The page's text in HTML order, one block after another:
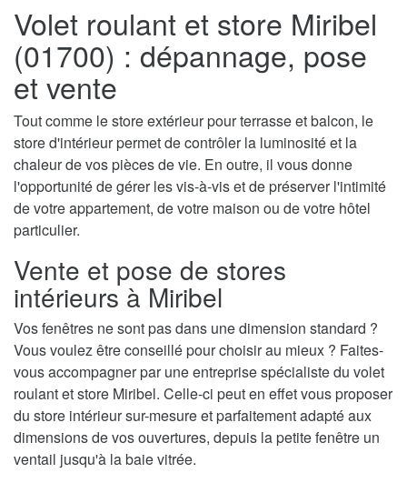
Volet roulant et store Miribel
(01700) : dépannage, pose
et vente
Tout comme le store extérieur pour terrasse et balcon, le
store d'intérieur permet de contrôler la luminosité et la
chaleur de vos pièces de vie. En outre, il vous donne
l'opportunité de gérer les vis-à-vis et de préserver l'intimité
de votre appartement, de votre maison ou de votre hôtel
particulier.
Vente et pose de stores
intérieurs à Miribel
Vos fenêtres ne sont pas dans une dimension standard ?
Vous voulez être conseillé pour choisir au mieux ? Faites-
vous accompagner par une entreprise spécialiste du volet
roulant et store Miribel. Celle-ci peut en effet vous proposer
du store intérieur sur-mesure et parfaitement adapté aux
dimensions de vos ouvertures, depuis la petite fenêtre un
ventail jusqu'à la baie vitrée.